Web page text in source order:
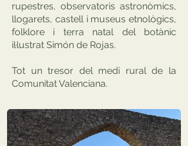
rupestres, observatoris astronòmics,
llogarets, castell i museus etnològics,
folklore i terra natal del botànic
il·lustrat Simón de Rojas.
Tot un tresor del medi rural de la
Comunitat Valenciana.